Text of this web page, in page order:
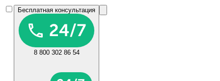
Бесплатная консультация
8 800 302 86 54